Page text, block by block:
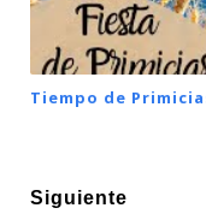
Tiempo de
Siguiente